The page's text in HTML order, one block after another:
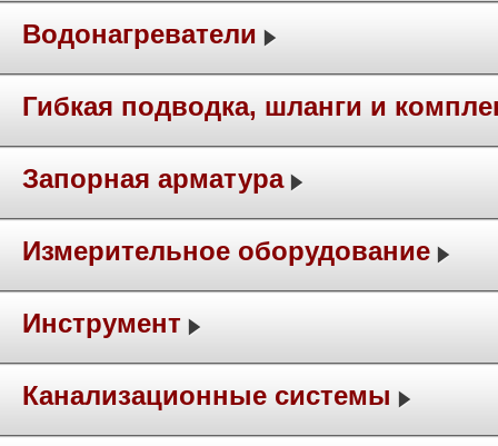
Водонагреватели
Гибкая подводка, шланги и
Запорная арматура
Измерительное оборудование
Инструмент
Канализационные системы